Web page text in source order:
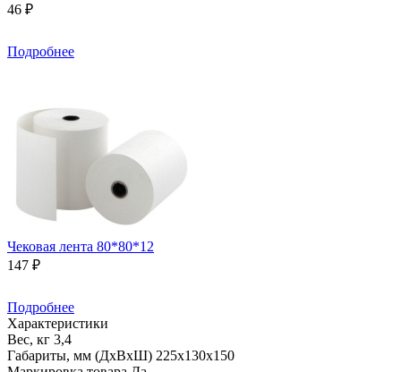
46 ₽
Подробнее
Чековая лента 80*80*12
147 ₽
Подробнее
Характеристики
Вес, кг 3,4
Габариты, мм (ДхВхШ) 225х130х150